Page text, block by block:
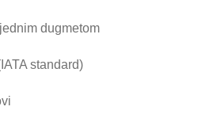
dugmetom
standard)